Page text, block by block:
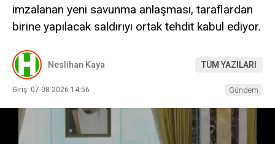
imzalanan yeni savunma anlaşması, taraflardan
birine yapılacak saldırıyı ortak tehdit kabul ediyor.
Neslihan Kaya TÜM YAZILARI
Giriş: 07-08-2026 14:56 Gündem